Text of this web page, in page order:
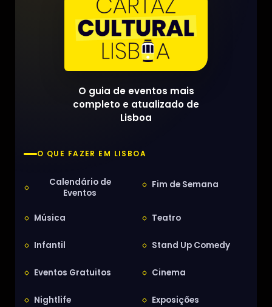
O guia de eventos mais
completo e atualizado de
Lisboa
O QUE FAZER EM LISBOA
Calendário de
Eventos
Fim de Semana
Música Teatro
Infantil Stand Up Comedy
Eventos Gratuitos Cinema
Nightlife Exposições